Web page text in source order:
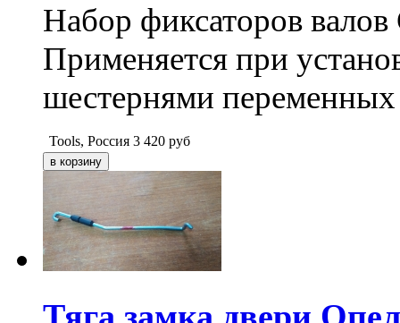
Набор фиксаторов
Применяется при
шестернями
Tools, Россия 3 420 руб
Тяга замка двери